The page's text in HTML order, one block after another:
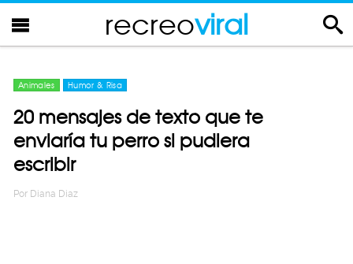
recreoviral
Animales Humor & Risa
20 mensajes de texto que te
enviaría tu perro si pudiera
escribir
Por Diana Diaz